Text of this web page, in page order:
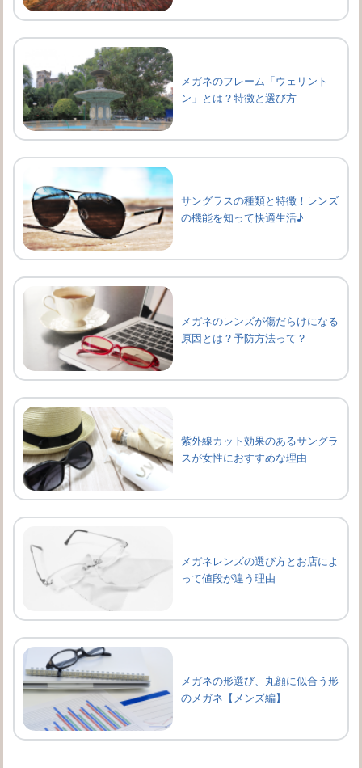
メガネのフレーム「ウェリント
ン」とは？特徴と選び方
サングラスの種類と特徴！レンズ
の機能を知って快適生活♪
メガネのレンズが傷だらけになる
原因とは？予防方法って？
紫外線カット効果のあるサングラ
スが女性におすすめな理由
メガネレンズの選び方とお店によ
って値段が違う理由
メガネの形選び、丸顔に似合う形
のメガネ【メンズ編】